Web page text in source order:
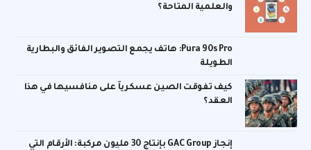
والعلمية المتاحة؟
Pura 90s Pro: هاتف يجمع التصوير الفائق والبطارية
الطويلة
كيف تفوقت الصين عسكرياً على منافسيها في هذا
العقد؟
إنجاز GAC Group بإنتاج 30 مليون مركبة: الأرقام التي